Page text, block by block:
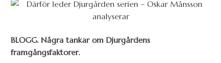
BLOGG. Några tankar om Djurgårdens
framgångsfaktorer.